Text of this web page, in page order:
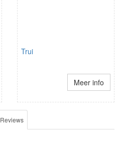
Trui
Meer info
Reviews